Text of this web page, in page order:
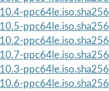
ppc64le.iso.sha256
ppc64le.iso.sha256
ppc64le.iso.sha256
ppc64le.iso.sha256
ppc64le.iso.sha256
ppc64le.iso.sha256